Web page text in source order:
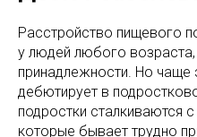
Расстройство пищевого
у людей любого возраста,
принадлежности. Но чаще
дебютирует в
подростки сталкиваются
которые бывает трудно